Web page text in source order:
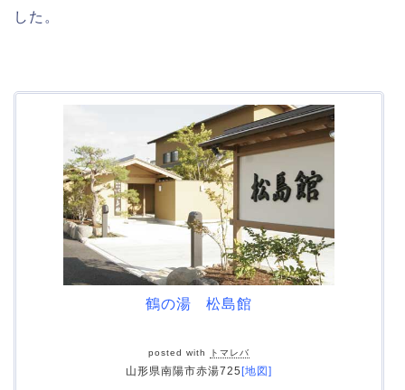
した。
鶴の湯 松島館
posted with トマレバ
山形県南陽市赤湯725[地図]